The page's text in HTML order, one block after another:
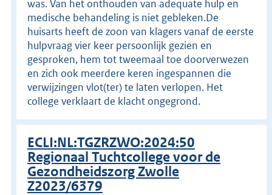
was. Van het onthouden van adequate hulp en
medische behandeling is niet gebleken.De
huisarts heeft de zoon van klagers vanaf de eerste
hulpvraag vier keer persoonlijk gezien en
gesproken, hem tot tweemaal toe doorverwezen
en zich ook meerdere keren ingespannen die
verwijzingen vlot(ter) te laten verlopen. Het
college verklaart de klacht ongegrond.
ECLI:NL:TGZRZWO:2024:50
Regionaal Tuchtcollege voor de
Gezondheidszorg Zwolle
Z2023/6379